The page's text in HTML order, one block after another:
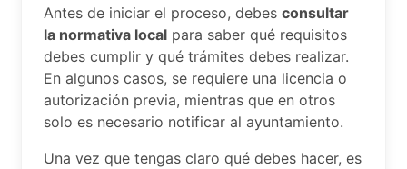
Antes de iniciar el proceso, debes consultar
la normativa local para saber qué requisitos
debes cumplir y qué trámites debes realizar.
En algunos casos, se requiere una licencia o
autorización previa, mientras que en otros
solo es necesario notificar al ayuntamiento.
Una vez que tengas claro qué debes hacer, es